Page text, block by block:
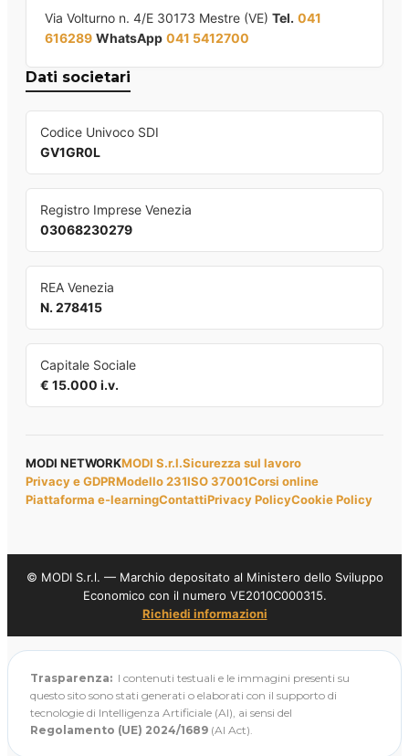
Via Volturno n. 4/E 30173 Mestre (VE) Tel. 041
616289 WhatsApp 041 5412700
Dati societari
Codice Univoco SDI
GV1GR0L
Registro Imprese Venezia
03068230279
REA Venezia
N. 278415
Capitale Sociale
€ 15.000 i.v.
MODI NETWORKMODI S.r.l.Sicurezza sul lavoro
Privacy e GDPRModello 231ISO 37001Corsi online
Piattaforma e-learningContattiPrivacy PolicyCookie Policy
© MODI S.r.l. — Marchio depositato al Ministero dello Sviluppo
Economico con il numero VE2010C000315.
Richiedi informazioni
Trasparenza: I contenuti testuali e le immagini presenti su
questo sito sono stati generati o elaborati con il supporto di
tecnologie di Intelligenza Artificiale (AI), ai sensi del
Regolamento (UE) 2024/1689 (AI Act).